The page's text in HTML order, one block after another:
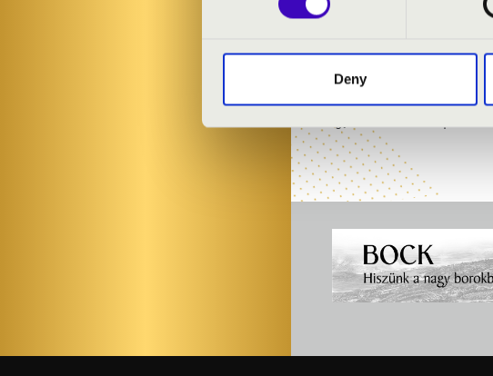
Deny
Samuel Scheidt: Galliarda
Georg Tibor: Introduzione-
Stollár Xénia: Tango Alocado